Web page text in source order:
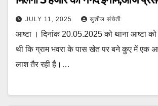
ने किया खुलासा
JULY 11, 2025 सुशील संचेती
आष्टा । दिनांक 20.05.2025 को थाना आष्टा को
थी कि ग्राम भवरा के पास खेत पर बने कुए में एक
लाश तैर रही है।…